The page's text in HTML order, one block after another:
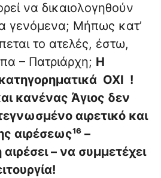
να δικαιολογηθούν
γενόμενα; Μήπως κατ’
το ατελές, έστω,
– Πατριάρχη; Η
ΟΧΙ !
κανένας Άγιος δεν
αιρετικό και
αιρέσεως¹⁶ –
– να συμμετέχει